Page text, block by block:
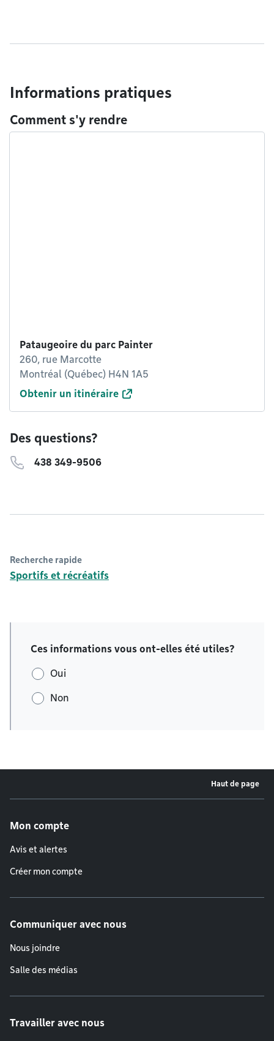
Informations pratiques
Comment s'y rendre
Pataugeoire du parc Painter
260, rue Marcotte
Montréal (Québec) H4N 1A5
Obtenir un itinéraire
Des questions?
438 349-9506
Recherche rapide
Sportifs et récréatifs
Ces informations vous ont-elles été utiles?
Oui
Non
Haut de page
Mon compte
Avis et alertes
Créer mon compte
Communiquer avec nous
Nous joindre
Salle des médias
Travailler avec nous